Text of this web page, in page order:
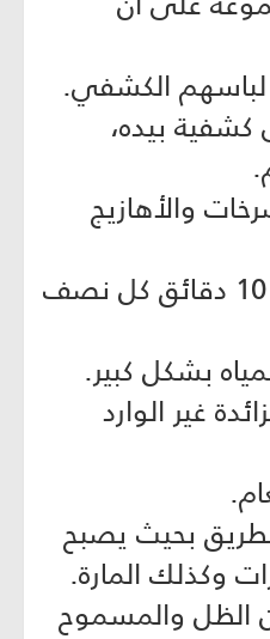
لباسهم الكشفي.
بيده،
والأهازيج
•تتم الاستراحة لمدة 10 دقائق كل نصف
بشكل كبير.
غير الوارد
بحيث يصبح
وكذلك المارة.
الظل والمسموح